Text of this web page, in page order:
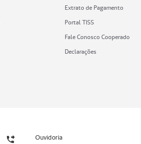
Extrato de Pagamento
Portal TISS
Fale Conosco Cooperado
Declarações
Ouvidoria